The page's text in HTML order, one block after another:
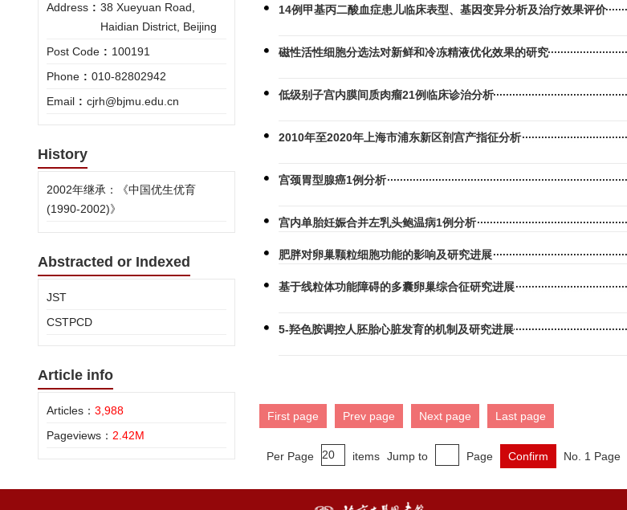
Address : 38 Xueyuan Road,
Haidian District, Beijing
Post Code : 100191
Phone : 010-82802942
Email : cjrh@bjmu.edu.cn
History
2002年继承：《中国优生优育
(1990-2002)》
Abstracted or Indexed
JST
CSTPCD
Article info
Articles： 3,988
Pageviews： 2.42M
14例甲基丙二酸血症患儿临床表型、基因变异分析及治疗效果评价
磁性活性细胞分选法对新鲜和冷冻精液优化效果的研究
低级别子宫内膜间质肉瘤21例临床诊治分析
2010年至2020年上海市浦东新区剖宫产指征分析
宫颈胃型腺癌1例分析
宫内单胎妊娠合并左乳头鲍温病1例分析
肥胖对卵巢颗粒细胞功能的影响及研究进展
基于线粒体功能障碍的多囊卵巢综合征研究进展
5-羟色胺调控人胚胎心脏发育的机制及研究进展
First page Prev page Next page Last page
Per Page items Jump to Page Confirm No. 1 Page